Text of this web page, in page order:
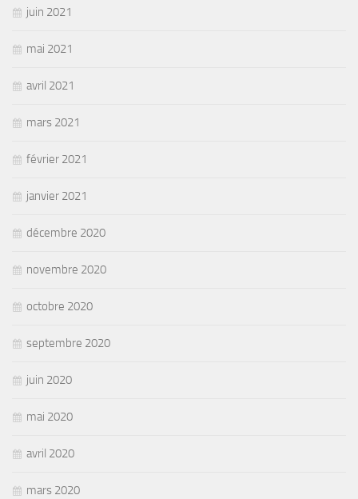
juin 2021
mai 2021
avril 2021
mars 2021
février 2021
janvier 2021
décembre 2020
novembre 2020
octobre 2020
septembre 2020
juin 2020
mai 2020
avril 2020
mars 2020